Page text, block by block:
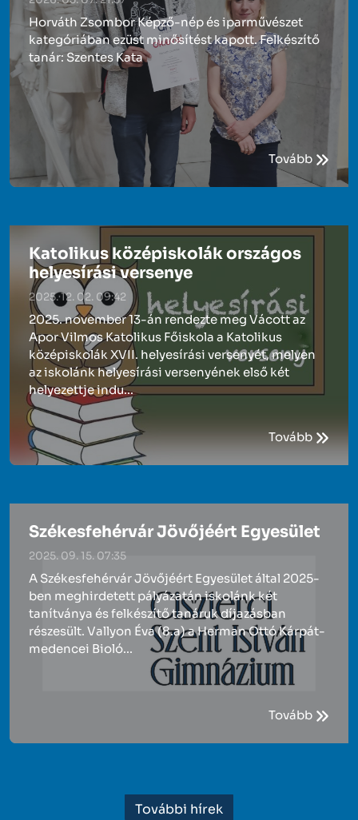
Horváth Zsombor Képző-nép és iparművészet
kategóriában ezüst minősítést kapott. Felkészítő
tanár: Szentes Kata
Tovább
Katolikus középiskolák országos
helyesírási versenye
2025. 12. 02. 09:42
2025. november 13-án rendezte meg Vácott az
Apor Vilmos Katolikus Főiskola a Katolikus
középiskolák XVII. helyesírási versenyét, melyen
az iskolánk helyesírási versenyének első két
helyezettje indu...
Tovább
Székesfehérvár Jövőjéért Egyesület
2025. 09. 15. 07:35
A Székesfehérvár Jövőjéért Egyesület által 2025-
ben meghirdetett pályázatán iskolánk két
tanítványa és felkészítő tanáruk díjazásban
részesült. Vallyon Éva (8.a) a Herman Ottó Kárpát-
medencei Bioló...
Tovább
További hírek